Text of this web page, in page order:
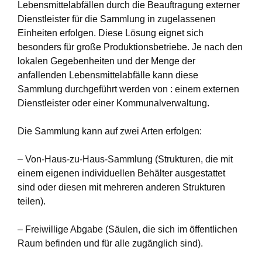
Lebensmittelabfällen durch die Beauftragung externer
Dienstleister für die Sammlung in zugelassenen
Einheiten erfolgen. Diese Lösung eignet sich
besonders für große Produktionsbetriebe. Je nach den
lokalen Gegebenheiten und der Menge der
anfallenden Lebensmittelabfälle kann diese
Sammlung durchgeführt werden von : einem externen
Dienstleister oder einer Kommunalverwaltung.
Die Sammlung kann auf zwei Arten erfolgen:
– Von-Haus-zu-Haus-Sammlung (Strukturen, die mit
einem eigenen individuellen Behälter ausgestattet
sind oder diesen mit mehreren anderen Strukturen
teilen).
– Freiwillige Abgabe (Säulen, die sich im öffentlichen
Raum befinden und für alle zugänglich sind).